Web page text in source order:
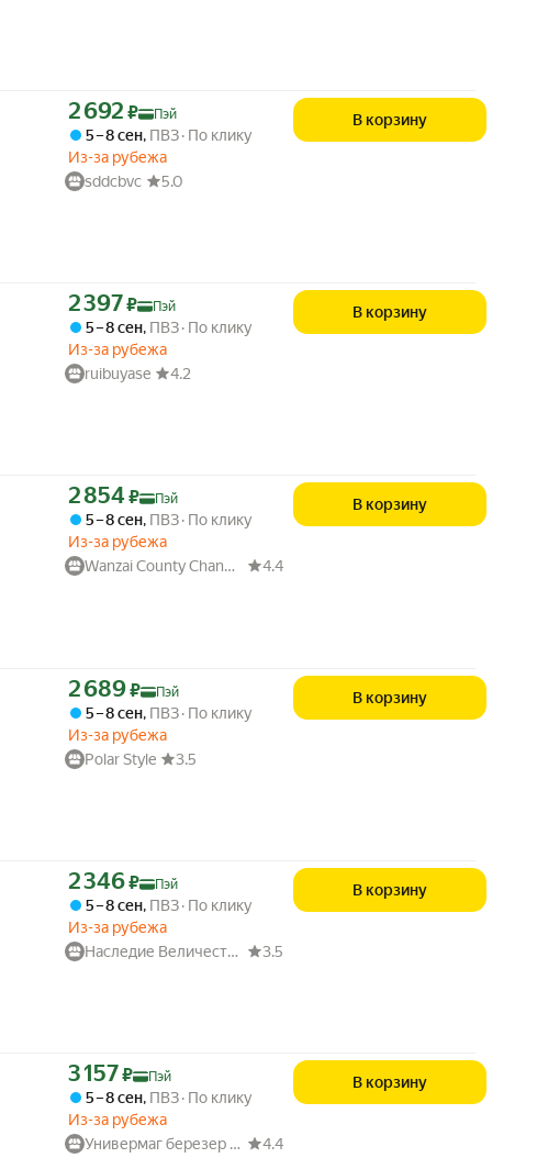
Цена с картой Яндекс Пэй 2692 ₽ вместо
2 692 ₽ Пэй
5 – 8 сен, ПВЗ По клику
Из-за рубежа
sddcbvc
5.0
В корзину
Цена с картой Яндекс Пэй 2397 ₽ вместо
2 397₽ Пэй
5 – 8 сен, ПВЗ По клику
Из-за рубежа
ruibuyase
4.2
В корзину
Цена с картой Яндекс Пэй 2854 ₽ вместо
2 854 ₽ Пэй
5 – 8 сен, ПВЗ По клику
Из-за рубежа
Wanzai County Changhe Rong Department Store
4.4
В корзину
Цена с картой Яндекс Пэй 2689 ₽ вместо
2 689₽ Пэй
5 – 8 сен, ПВЗ По клику
Из-за рубежа
Polar Style
3.5
В корзину
Цена с картой Яндекс Пэй 2346 ₽ вместо
2 346₽ Пэй
5 – 8 сен, ПВЗ По клику
Из-за рубежа
Наследие Величества
3.5
В корзину
Цена с картой Яндекс Пэй 3157 ₽ вместо
3 157₽ Пэй
5 – 8 сен, ПВЗ По клику
Из-за рубежа
Универмаг березер гроув
4.4
В корзину